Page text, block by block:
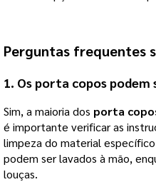
Perguntas frequentes
1. Os porta copos podem
Sim, a maioria dos porta
é importante verificar as
limpeza do material
podem ser lavados à mão,
louças.